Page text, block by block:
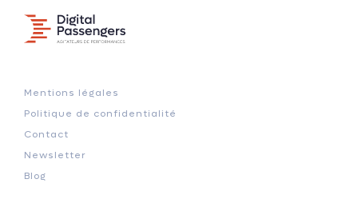
Mentions légales
Politique de confidentialité
Contact
Newsletter
Blog